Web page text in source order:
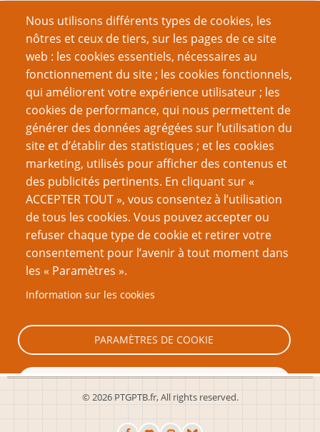
Nous utilisons différents types de cookies, les
nôtres et ceux de tiers, sur les pages de ce site
web : les cookies essentiels, nécessaires au
fonctionnement du site ; les cookies fonctionnels,
qui améliorent votre expérience utilisateur ; les
cookies de performance, qui nous permettent de
générer des données agrégées sur l’utilisation du
site et d’établir des statistiques ; et les cookies
marketing, utilisés pour afficher des contenus et
des publicités pertinents. En cliquant sur «
ACCEPTER TOUT », vous consentez à l’utilisation
de tous les cookies. Vous pouvez accepter ou
refuser chaque type de cookie et retirer votre
consentement pour l’avenir à tout moment dans
les « Paramètres ».
Information sur les cookies
PARAMÈTRES DE COOKIE
TOUT REFUSER
TOUT ACCEPTER
Recherche
Nom d'utilisateur
Mot de passe
Réinitialiser votre mot de passe
© 2026 PTGPTB.fr, All rights reserved.